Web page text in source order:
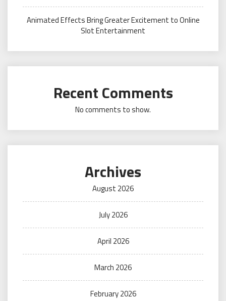
Animated Effects Bring Greater Excitement to Online
Slot Entertainment
Recent Comments
No comments to show.
Archives
August 2026
July 2026
April 2026
March 2026
February 2026